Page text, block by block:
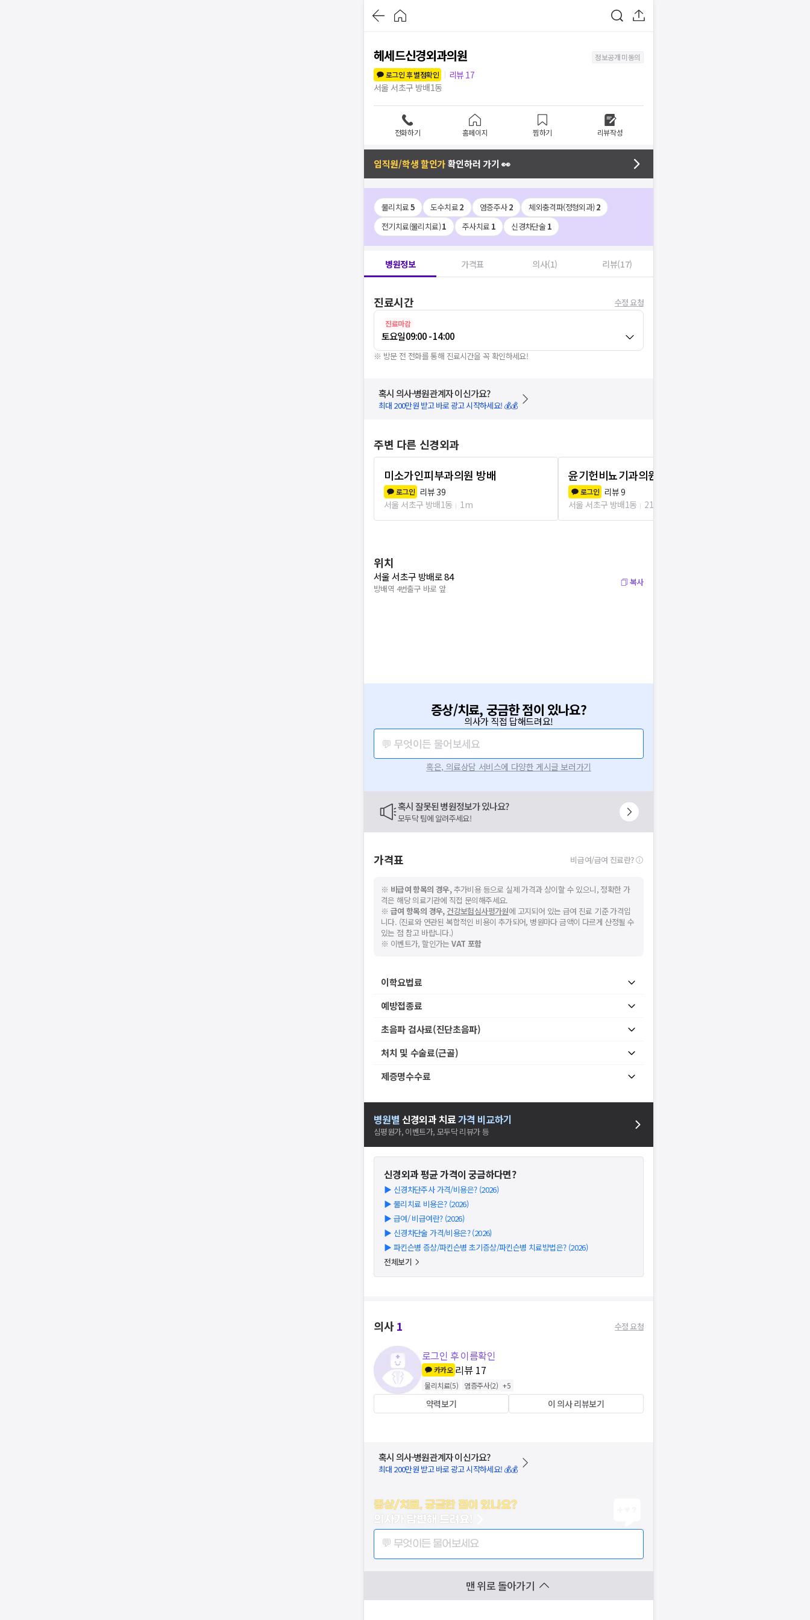
헤세드신경외과의원
정보공개 미동의
로그인 후 별점확인
리뷰 17
서울 서초구 방배1동
전화하기 홈페이지 찜하기 리뷰작성
임직원/학생 할인가확인하러 가기 👀
물리치료5 도수치료2 염증주사2 체외충격파(정형외과)2
전기치료(물리치료)1 주사치료 1 신경차단술 1
병원정보 가격표 의사(1) 리뷰(17)
진료시간 수정 요청
진료마감
토요일09:00 - 14:00
※ 방문 전 전화를 통해 진료시간을 꼭 확인하세요!
혹시 의사·병원관계자 이신가요?
최대 200만원 받고 바로 광고 시작하세요! 💰💰
주변 다른 신경외과
미소가인피부과의원 방배
로그인 리뷰 39
서울 서초구 방배1동
1m
윤기헌비뇨기과의원
로그인 리뷰9
서울 서초구 방배1동
21m
위치
서울 서초구 방배로 84
방배역 4번출구 바로 앞
복사
증상/치료, 궁금한 점이 있나요?
의사가 직접 답해드려요!
💬 무엇이든 물어보세요
혹은, 의료상담 서비스에 다양한 게시글 보러가기
혹시 잘못된 병원정보가 있나요?
모두닥 팀에 알려주세요!
가격표 비급여/급여 진료란?
※ 비급여 항목의 경우,추가비용 등으로 실제 가격과 상이할 수 있으니, 정확한 가
격은 해당 의료기관에 직접 문의해주세요.
※ 급여 항목의 경우, 건강보험심사평가원에 고지되어 있는 급여 진료 기준 가격입
니다. (진료와 연관된 복합적인 비용이 추가되어, 병원마다 금액이 다르게 산정될 수
있는 점 참고 바랍니다.)
※ 이벤트가, 할인가는VAT 포함
이학요법료
예방접종료
초음파 검사료(진단초음파)
처치 및 수술료(근골)
제증명수수료
병원별 신경외과치료가격 비교하기
심평원가, 이벤트가, 모두닥 리뷰가 등
신경외과평균 가격이 궁금하다면?
▶ 신경차단주사 가격/비용은? (2026)
▶ 물리치료 비용은? (2026)
▶ 급여/ 비급여란? (2026)
▶ 신경차단술 가격/비용은? (2026)
▶ 파킨슨병 증상/파킨슨병 초기증상/파킨슨병 치료방법은? (2026)
전체보기
의사1 수정 요청
로그인 후 이름확인
카카오 리뷰 17
물리치료(5) 염증주사(2) +5
약력보기 이 의사 리뷰보기
혹시 의사·병원관계자 이신가요?
최대 200만원 받고 바로 광고 시작하세요! 💰💰
증상/치료, 궁금한 점이 있나요?
의사가 답변해 드려요!
💬 무엇이든 물어보세요
맨 위로 돌아가기